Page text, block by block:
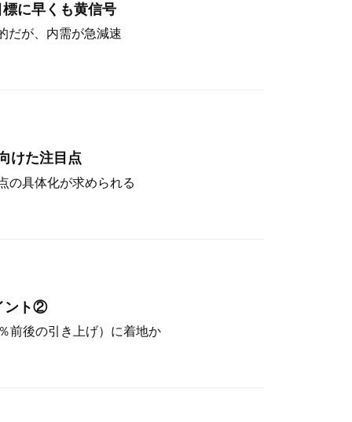
に早くも黄信号
だが、内需が急減速
けた注目点
の具体化が求められる
ント②
前後の引き上げ）に着地か